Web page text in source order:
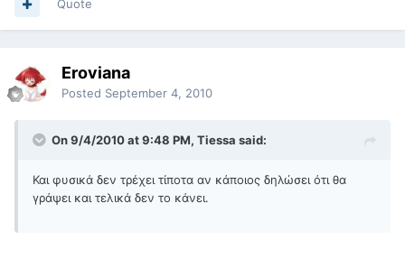
Quote
Eroviana
Posted September 4, 2010
On 9/4/2010 at 9:48 PM, Tiessa said:
Και φυσικά δεν τρέχει τίποτα αν κάποιος δηλώσει ότι θα
γράψει και τελικά δεν το κάνει.